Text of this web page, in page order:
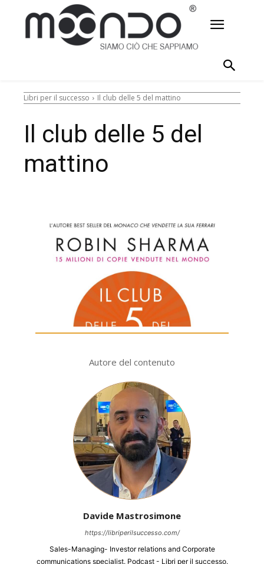
Libri per il successo Il club delle 5 del mattino
Il club delle 5 del
mattino
Autore del contenuto
Davide Mastrosimone
https://libriperilsuccesso.com/
Sales-Managing- Investor relations and Corporate
communications specialist. Podcast - Libri per il successo.